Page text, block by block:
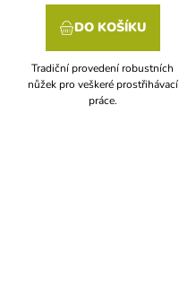
DO KOŠÍKU
Tradiční provedení robustních
nůžek pro veškeré prostřihávací
práce.